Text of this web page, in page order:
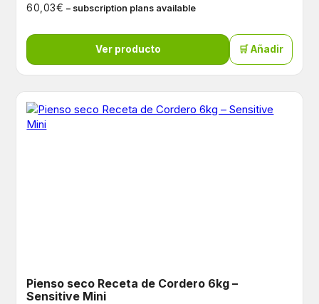
60,03€ – subscription plans available
Ver producto 🛒 Añadir
Pienso seco Receta de Cordero 6kg –
Sensitive Mini